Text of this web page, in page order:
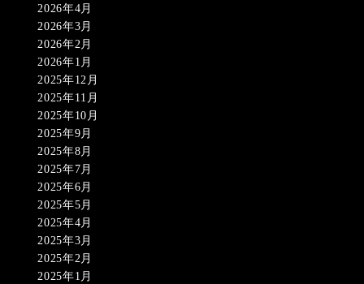
2026年4月
2026年3月
2026年2月
2026年1月
2025年12月
2025年11月
2025年10月
2025年9月
2025年8月
2025年7月
2025年6月
2025年5月
2025年4月
2025年3月
2025年2月
2025年1月